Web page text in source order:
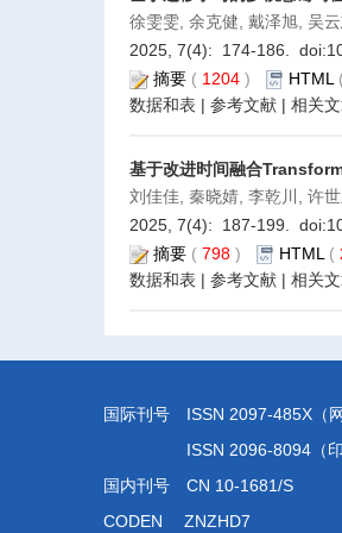
徐雯雯, 余克健, 戴泽旭, 吴
2025, 7(4): 174-186. doi:
摘要 ( 1204 ) HTML (
数据和表 | 参考文献 | 相关
基于改进时间融合
刘佳佳, 秦晓婧, 李乾川, 许
2025, 7(4): 187-199. doi:
摘要 ( 798 ) HTML (
数据和表 | 参考文献 | 相关
国际刊号 ISSN 2097-485X（网
ISSN 2096-8094（印
国内刊号 CN 10-1681/S
CODEN ZNZHD7